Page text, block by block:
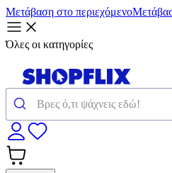
Μετάβαση στο περιεχόμενο
Όλες οι κατηγορίες